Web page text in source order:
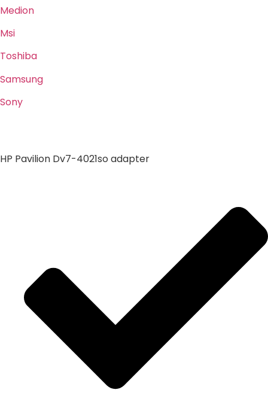
Medion
Msi
Toshiba
Samsung
Sony
HP Pavilion Dv7-4021so adapter